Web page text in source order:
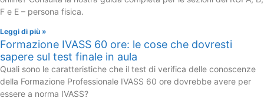
F e E – persona fisica.
Leggi di più »
Formazione IVASS 60 ore: le cose che dovresti
sapere sul test finale in aula
Quali sono le caratteristiche che il test di verifica delle conoscenze
della Formazione Professionale IVASS 60 ore dovrebbe avere per
essere a norma IVASS?